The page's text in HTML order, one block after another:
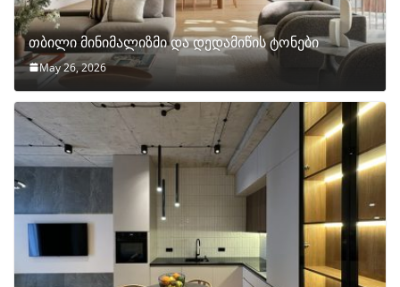
თბილი მინიმალიზმი და დედამიწის ტონები
May 26, 2026